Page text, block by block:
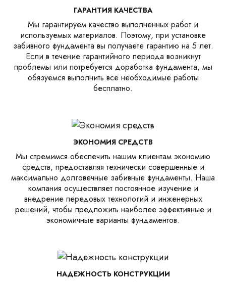
ГАРАНТИЯ КАЧЕСТВА
Мы гарантируем качество выполненных работ и
используемых материалов. Поэтому, при установке
забивного фундамента вы получаете гарантию на 5 лет.
Если в течение гарантийного периода возникнут
проблемы или потребуется доработка фундамента, мы
обязуемся выполнить все необходимые работы
бесплатно.
ЭКОНОМИЯ СРЕДСТВ
Мы стремимся обеспечить нашим клиентам экономию
средств, предоставляя технически совершенные и
максимально долговечные забивные фундаменты. Наша
компания осуществляет постоянное изучение и
внедрение передовых технологий и инженерных
решений, чтобы предложить наиболее эффективные и
экономичные варианты фундаментов.
НАДЕЖНОСТЬ КОНСТРУКЦИИ